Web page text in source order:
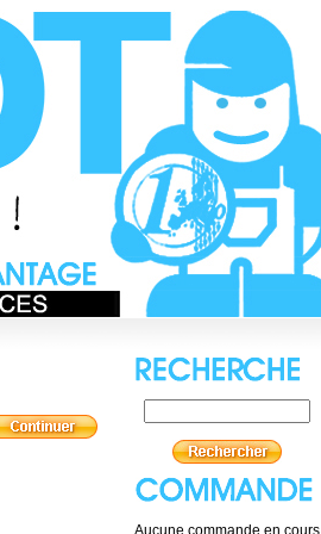
Aucune commande en cours